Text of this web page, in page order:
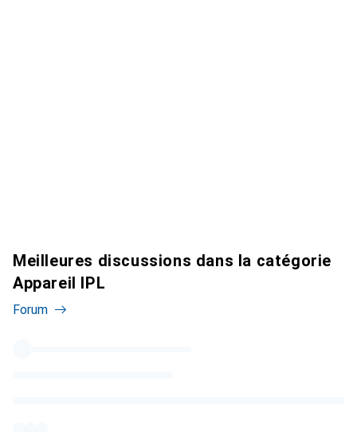
Meilleures discussions dans la catégorie
Appareil IPL
Forum